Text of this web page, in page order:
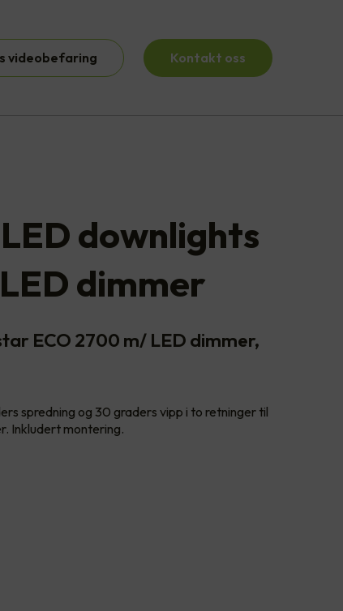
videobefaring Kontakt oss
downlights
dimmer
ECO 2700 m/ LED dimmer,
spredning og 30 graders vipp i to retninger til
Inkludert montering.